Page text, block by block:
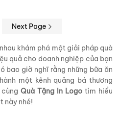
Next Page
khám phá một giải pháp quà
quả cho doanh nghiệp của bạn
bao giờ nghĩ rằng những bữa ăn
một kênh quảng bá thương
Quà Tặng In Logo tìm hiểu
này nhé!